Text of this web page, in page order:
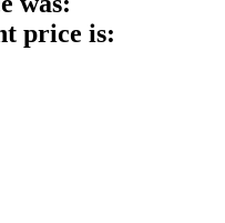
price is: